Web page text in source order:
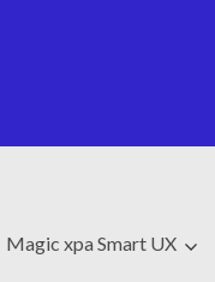
Magic xpa Smart UX